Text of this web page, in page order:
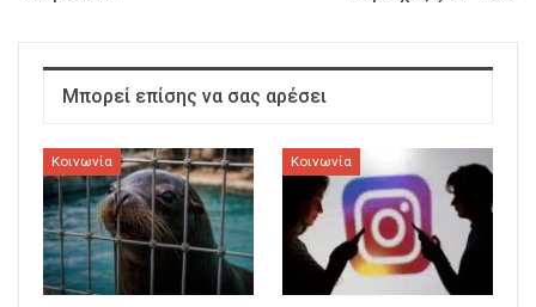
Μπορεί επίσης να σας αρέσει
Κοινωνία Κοινωνία